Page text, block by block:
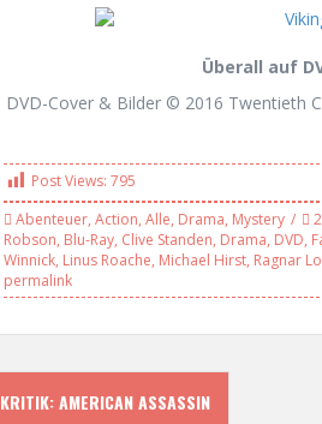
Überall auf
DVD-Cover & Bilder © 2016 Twentieth
Post Views: 795
Abenteuer, Action, Alle, Drama, Mystery
Robson, Blu-Ray, Clive Standen, Drama, DVD,
Winnick, Linus Roache, Michael Hirst, Ragnar
permalink
KRITIK: AMERICAN ASSASSIN